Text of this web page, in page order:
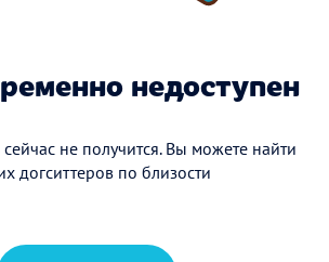
недоступен
не получится. Вы можете найти
догситтеров по близости